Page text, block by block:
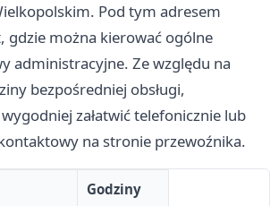
Pod tym adresem
gdzie można kierować ogólne
administracyjne. Ze względu na
bezpośredniej obsługi,
załatwić telefonicznie lub
na stronie przewoźnika.
Godziny